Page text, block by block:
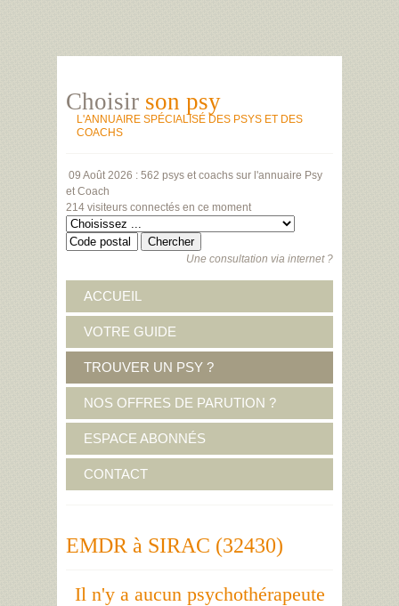
Choisir son psy
L'ANNUAIRE SPÉCIALISÉ DES PSYS ET DES
COACHS
09 Août 2026 : 562 psys et coachs sur l'annuaire Psy
et Coach
214 visiteurs connectés en ce moment
Une consultation via internet ?
ACCUEIL
VOTRE GUIDE
TROUVER UN PSY ?
NOS OFFRES DE PARUTION ?
ESPACE ABONNÉS
CONTACT
EMDR à SIRAC (32430)
Il n'y a aucun psychothérapeute